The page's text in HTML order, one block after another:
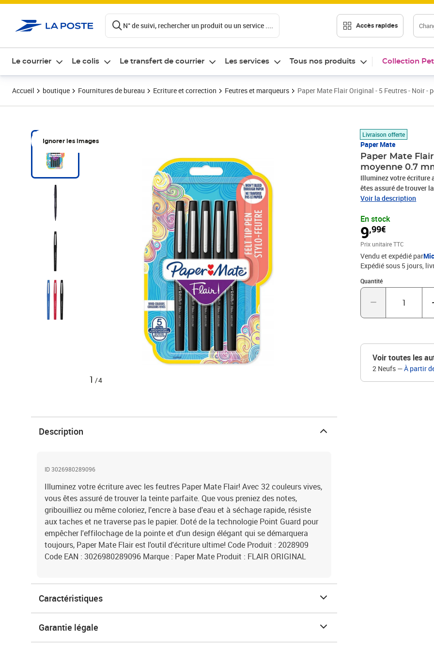
N° de suivi, rechercher un produit ou un service .... Accès rapides
Le courrier Le colis Le transfert de courrier Les services Tous nos produits Collection
Accueil boutique Fournitures de bureau Ecriture et correction Feutres et marqueurs Paper Mate Flair Original - 5 Feutres - Noir -
Ignorer les images
1 /4
Livraison offerte
Paper Mate
Paper Mate
moyenne 0.7
Illuminez votre écriture
êtes assuré de trouver
même coloriez, l'encre à
de la pointe et d'un
l'outil d'écriture ultime!
Paper Mate Produit :
Voir la description
En stock
9,99€
Prix 9,99€
Prix unitaire TTC
Vendu et expédié par
Expédié sous 5 jours
Quantité
Quantité : 1
Voir toutes les
2 Neufs —À partir
Description
ID 3026980289096
Illuminez votre écriture avec les feutres Paper Mate Flair! Avec 32 couleurs vives,
vous êtes assuré de trouver la teinte parfaite. Que vous preniez des notes,
gribouilliez ou même coloriez, l'encre à base d'eau et à séchage rapide, résiste
aux taches et ne traverse pas le papier. Doté de la technologie Point Guard pour
empêcher l'effilochage de la pointe et d'un design élégant qui se démarquera
toujours, Paper Mate Flair est l'outil d'écriture ultime! Code Produit : 2028909
Code EAN : 3026980289096 Marque : Paper Mate Produit : FLAIR ORIGINAL
Caractéristiques
Garantie légale